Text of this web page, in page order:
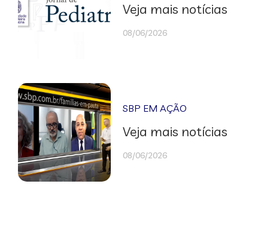
Veja mais notícias
08/06/2026
SBP EM AÇÃO
Veja mais notícias
08/06/2026